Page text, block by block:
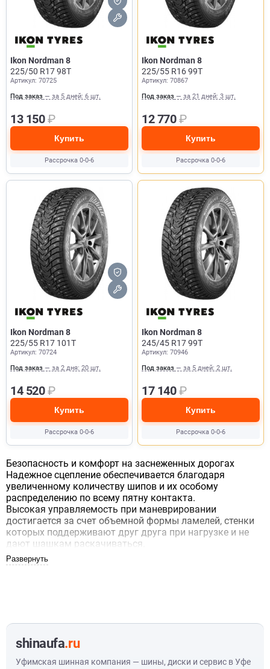
Ikon Nordman 8
225/50 R17 98T
Артикул: 70725
Под заказ — за 5 дней: 6 шт.
13 150₽
Купить
Рассрочка 0-0-6
Ikon Nordman 8
225/55 R16 99T
Артикул: 70867
Под заказ — за 21 дней: 3 шт.
12 770₽
Купить
Рассрочка 0-0-6
Ikon Nordman 8
225/55 R17 101T
Артикул: 70724
Под заказ — за 2 дня: 20 шт.
14 520₽
Купить
Рассрочка 0-0-6
Ikon Nordman 8
245/45 R17 99T
Артикул: 70946
Под заказ — за 5 дней: 2 шт.
17 140₽
Купить
Рассрочка 0-0-6
Безопасность и комфорт на заснеженных дорогах
Надежное сцепление обеспечивается благодаря
увеличенному количеству шипов и их особому
распределению по всему пятну контакта.
Высокая управляемость при маневрировании
достигается за счет объемной формы ламелей, стенки
которых поддерживают друг друга при нагрузке и не
дают шашкам раскачиваться.
Количество шипов увеличено почти на 50% по
сравнению с предыдущим поколением. Шины
Уверенность за рулем
Низкий шум качения, более комфортное вождение
некомплектом осуществляется по согласованию с нашими
shinaufa.ru
Уфимская шинная компания — шины, диски и сервис в Уфе